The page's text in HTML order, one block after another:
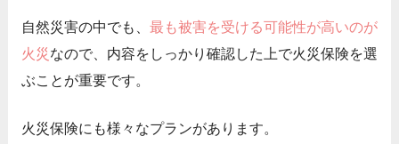
自然災害の中でも、 最も被害を受ける可能性が高いのが
火災 なので、内容をしっかり確認した上で火災保険を選
ぶことが重要です。
火災保険にも様々なプランがあります。